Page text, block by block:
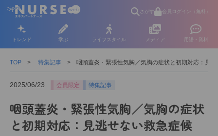
さがす 会員ログイン（無料）
トレンド 学ぶ ライフスタイル メディア 用語・資料
TOP 特集記事 咽頭蓋炎・緊張性気胸／気胸の症状と初期対応：見
2025/06/23 会員限定 特集記事
咽頭蓋炎・緊張性気胸／気胸の症状
と初期対応：見逃せない救急症候